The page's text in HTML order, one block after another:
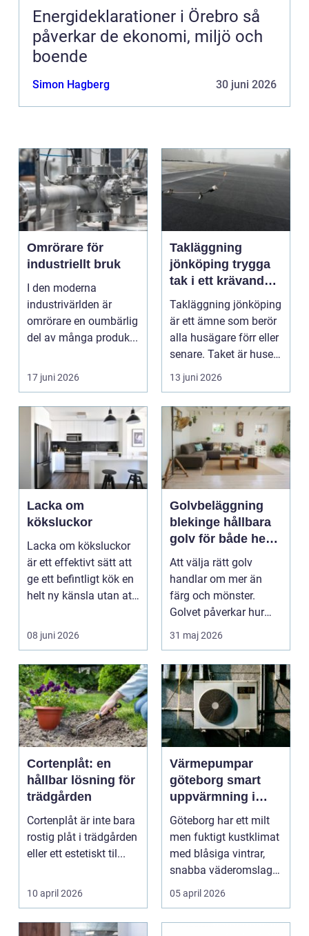
Energideklarationer i Örebro så
påverkar de ekonomi, miljö och
boende
Simon Hagberg 30 juni 2026
Omrörare för
industriellt bruk
I den moderna
industrivärlden är
omrörare en oumbärlig
del av många produk...
17 juni 2026
Takläggning
jönköping trygga
tak i ett krävande
småländskt klimat
Takläggning jönköping
är ett ämne som berör
alla husägare förr eller
senare. Taket är husets
viktiga...
13 juni 2026
Lacka om
köksluckor
Lacka om köksluckor
är ett effektivt sätt att
ge ett befintligt kök en
helt ny känsla utan att
08 juni 2026
Golvbeläggning
blekinge hållbara
golv för både hem
och företag
Att välja rätt golv
handlar om mer än
färg och mönster.
Golvet påverkar hur
rummet upplevs, hur
31 maj 2026
Cortenplåt: en
hållbar lösning för
trädgården
Cortenplåt är inte bara
rostig plåt i trädgården
eller ett estetiskt til...
10 april 2026
Värmepumpar
göteborg smart
uppvärmning i
kustklimat
Göteborg har ett milt
men fuktigt kustklimat
med blåsiga vintrar,
snabba väderomslag
och ofta hög lu...
05 april 2026